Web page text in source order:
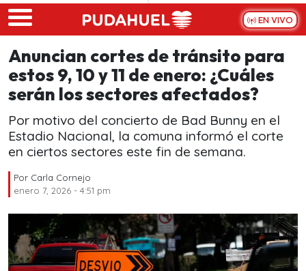
Skip to main content
EN VIVO
Anuncian cortes de tránsito para
estos 9, 10 y 11 de enero: ¿Cuáles
serán los sectores afectados?
Por motivo del concierto de Bad Bunny en el
Estadio Nacional, la comuna informó el corte
en ciertos sectores este fin de semana.
Por Carla Cornejo
enero 7, 2026 - 4:51 pm